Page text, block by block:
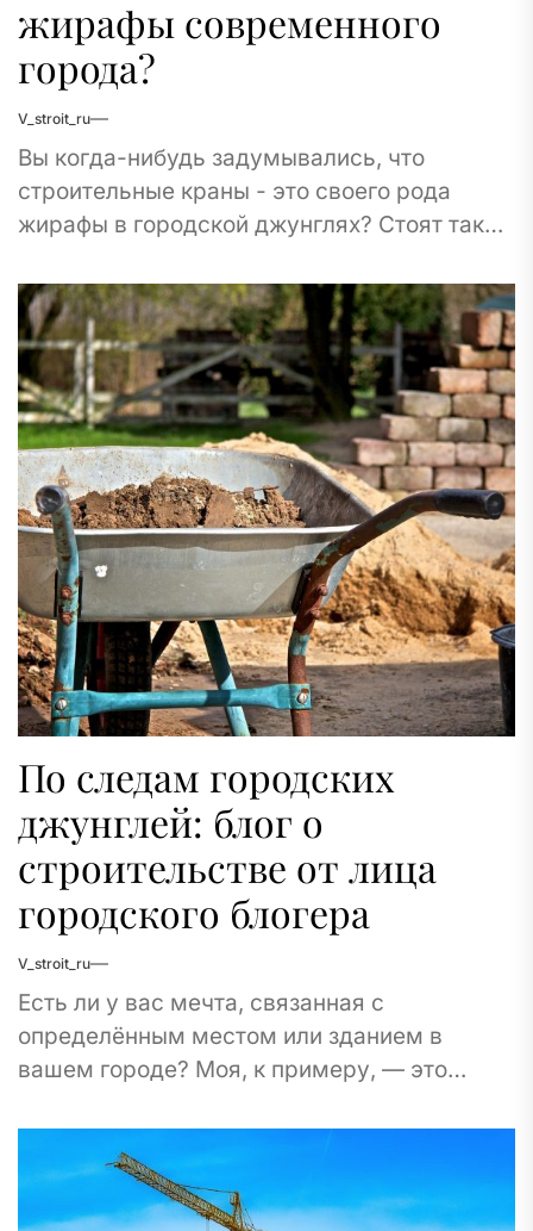
жирафы современного
города?
V_stroit_ru
Вы когда-нибудь задумывались, что
строительные краны - это своего рода
жирафы в городской джунглях? Стоят такие
связанные с окружающим их...
По следам городских
джунглей: блог о
строительстве от лица
городского блогера
V_stroit_ru
Есть ли у вас мечта, связанная с
определённым местом или зданием в
вашем городе? Моя, к примеру, — это